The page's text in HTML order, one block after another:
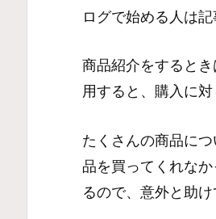
ログで始める人は
商品紹介をすると
用すると、購入に対
たくさんの商品に
品を買ってくれな
るので、意外と助け